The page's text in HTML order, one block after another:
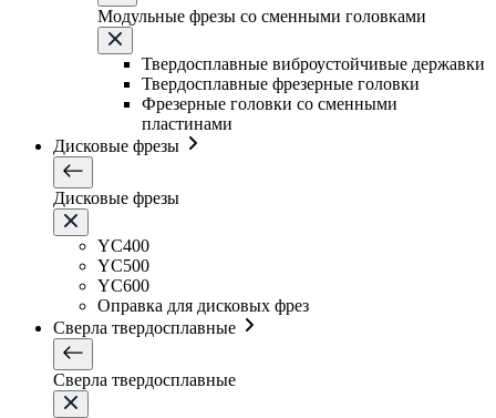
Модульные фрезы со сменными головками
Твердосплавные виброустойчивые державки
Твердосплавные фрезерные головки
Фрезерные головки со сменными
пластинами
Дисковые фрезы
Дисковые фрезы
YC400
YC500
YC600
Оправка для дисковых фрез
Сверла твердосплавные
Сверла твердосплавные